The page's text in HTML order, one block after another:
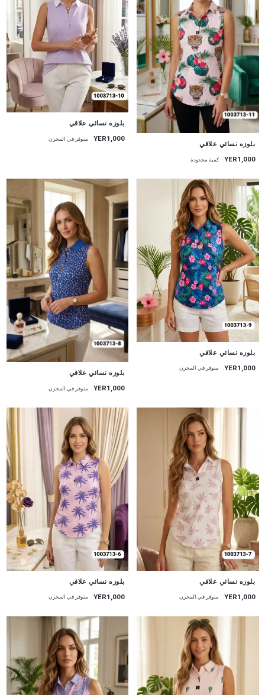
جديد
بلوزه نسائي علاقي
YER1,000 كمية محدودة
جديد
بلوزه نسائي علاقي
YER1,000 متوفر في المخزن
بلوزه نسائي علاقي
YER1,000 متوفر في المخزن جديد
بلوزه نسائي علاقي
YER1,000 متوفر في المخزن
بلوزه نسائي علاقي
YER1,000 متوفر في المخزن
بلوزه نسائي علاقي
YER1,000 متوفر في المخزن